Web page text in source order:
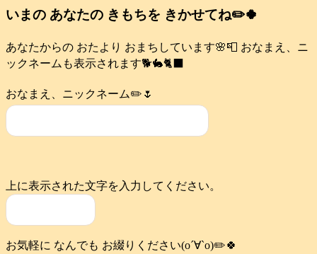
いまの あなたの きもちを きかせてね✏️🍀
あなたからの おたより おまちしています🌸📮 おなまえ、ニ
ックネームも表示されます🐕️🐇🐈‍⬛
おなまえ、ニックネーム✏️🌷
上に表示された文字を入力してください。
お気軽に なんでも お綴りください(о´∀`о)✏️🍀